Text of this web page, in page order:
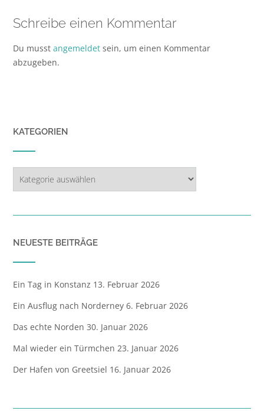
Schreibe einen Kommentar
Du musst angemeldet sein, um einen Kommentar
abzugeben.
KATEGORIEN
NEUESTE BEITRÄGE
Ein Tag in Konstanz 13. Februar 2026
Ein Ausflug nach Norderney 6. Februar 2026
Das echte Norden 30. Januar 2026
Mal wieder ein Türmchen 23. Januar 2026
Der Hafen von Greetsiel 16. Januar 2026